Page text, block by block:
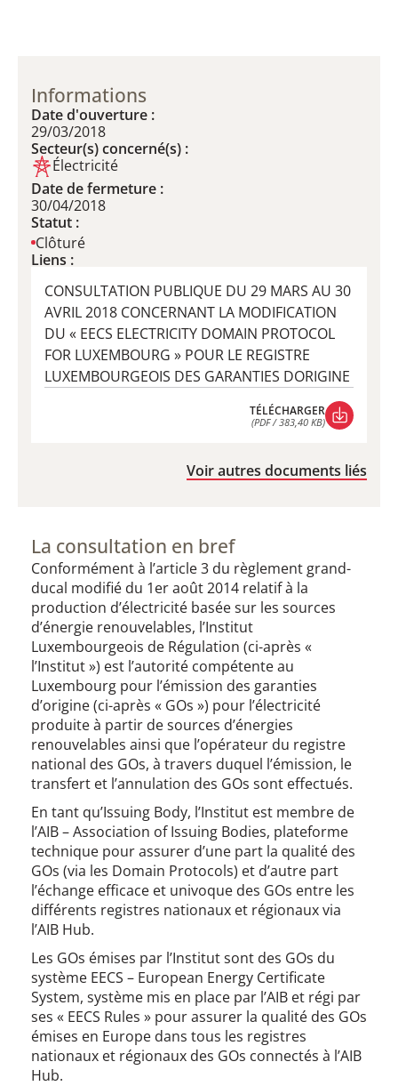
Informations
Date d'ouverture :
29/03/2018
Secteur(s) concerné(s) :
Électricité
Date de fermeture :
30/04/2018
Statut :
Clôturé
Liens :
CONSULTATION PUBLIQUE DU 29 MARS AU 30
AVRIL 2018 CONCERNANT LA MODIFICATION
DU « EECS ELECTRICITY DOMAIN PROTOCOL
FOR LUXEMBOURG » POUR LE REGISTRE
LUXEMBOURGEOIS DES GARANTIES DORIGINE
TÉLÉCHARGER
(PDF / 383,40 KB)
Voir autres documents liés
La consultation en bref
​Conformément à l’article 3 du règlement grand-
ducal modifié du 1er août 2014 relatif à la
production d’électricité basée sur les sources
d’énergie renouvelables, l’Institut
Luxembourgeois de Régulation (ci-après «
l’Institut ») est l’autorité compétente au
Luxembourg pour l’émission des garanties
d’origine (ci-après « GOs ») pour l’électricité
produite à partir de sources d’énergies
renouvelables ainsi que l’opérateur du registre
national des GOs, à travers duquel l’émission, le
transfert et l’annulation des GOs sont effectués.
En tant qu’Issuing Body, l’Institut est membre de
l’AIB – Association of Issuing Bodies, plateforme
technique pour assurer d’une part la qualité des
GOs (via les Domain Protocols) et d’autre part
l’échange efficace et univoque des GOs entre les
différents registres nationaux et régionaux via
l’AIB Hub.
Les GOs émises par l’Institut sont des GOs du
système EECS – European Energy Certificate
System, système mis en place par l’AIB et régi par
ses « EECS Rules » pour assurer la qualité des GOs
émises en Europe dans tous les registres
nationaux et régionaux des GOs connectés à l’AIB
Hub.